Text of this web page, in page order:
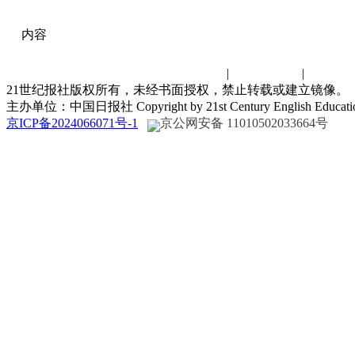
内容
| |
21世纪报社版权所有，未经书面授权，禁止转载或建立镜像。
主办单位：中国日报社 Copyright by 21st Century English
京ICP备2024066071号-1
京公网安备 11010502033664号